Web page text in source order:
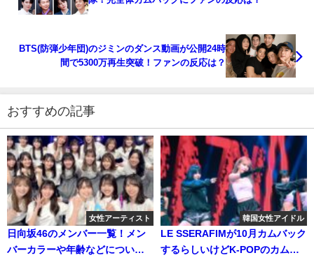
BTS(防弾少年団)のジミンのダンス動画が公開24時
間で5300万再生突破！ファンの反応は？
おすすめの記事
女性アーティスト
日向坂46のメンバー一覧！メン
バーカラーや年齢などについて
韓国女性アイドル
LE SSERAFIMが10月カムバック
するらしいけどK-POPのカムバ